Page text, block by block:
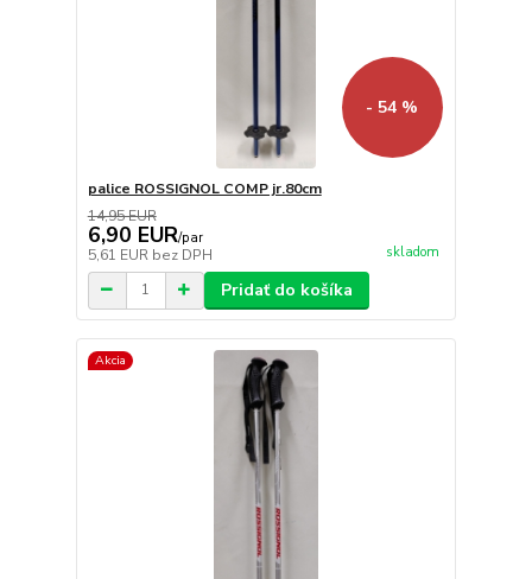
- 54 %
palice ROSSIGNOL COMP jr.80cm
14,95 EUR
6,90 EUR/par
5,61 EUR bez DPH skladom
Pridať do košíka
Akcia